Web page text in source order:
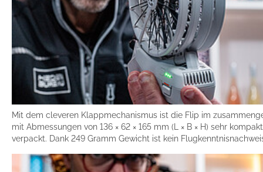
Mit dem cleveren Klappmechanismus ist die Flip im
mit Abmessungen von 136 × 62 × 165 mm (L × B × H) sehr
verpackt. Dank 249 Gramm Gewicht ist kein